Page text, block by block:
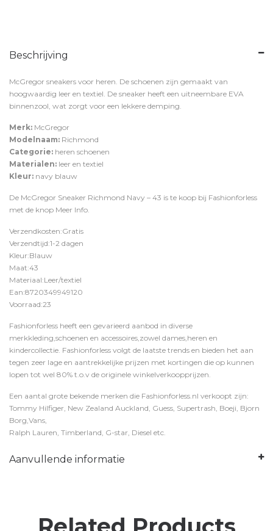
Beschrijving
McGregor sneakers voor heren. De schoenen zijn gemaakt van
hoogwaardig leer en textiel. De sneaker heeft een uitneembare EVA
binnenzool, wat zorgt voor een lekkere demping.
Merk: McGregor
Modelnaam: Richmond
Categorie: heren schoenen
Materialen: leer en textiel
Kleur: navy blauw
De McGregor Sneaker Richmond Navy – 43 is te koop bij Fashionforless
met de knop Meer Info.
Verzendkosten:Gratis
Verzendtijd:1-2 dagen
Kleur:Blauw
Maat:43
Materiaal:Leer/textiel
Ean:8720349949120
Voorraad:23
Fashionforless heeft een gevarieerd aanbod in diverse
merkkleding,schoenen en accessoires,zowel dames,heren en
kindercollectie. Fashionforless volgt de laatste trends en bieden het aan
tegen zeer lage en aantrekkelijke prijzen met kortingen die op kunnen
lopen tot wel 80% t.o.v de originele winkelverkoopprijzen.
Een aantal grote bekende merken die Fashionforless.nl verkoopt zijn:
Tommy Hilfiger, New Zealand Auckland, Guess, Supertrash, Boeji, Bjorn
Borg,Vans,
Ralph Lauren, Timberland, G-star, Diesel etc.
Aanvullende informatie